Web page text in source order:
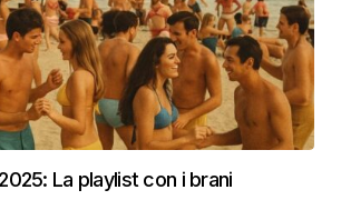
La playlist con i brani